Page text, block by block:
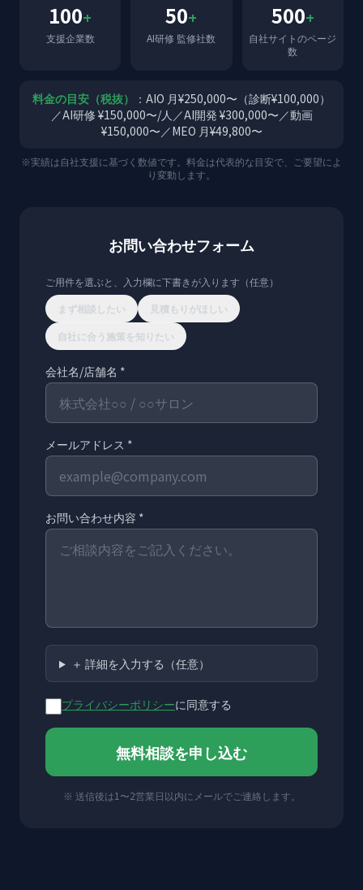
100+
支援企業数
50+
AI研修 監修社数
500+
自社サイトのページ
数
料金の目安（税抜）
：AIO 月¥250,000〜（診断¥100,000）
／AI研修 ¥150,000〜/人／AI開発 ¥300,000〜／動画
¥150,000〜／MEO 月¥49,800〜
※実績は自社支援に基づく数値です。料金は代表的な目安で、ご要望によ
り変動します。
お問い合わせフォーム
ご用件を選ぶと、入力欄に下書きが入ります（任意）
まず相談したい
見積もりがほしい
自社に合う施策を知りたい
会社名/店舗名 *
メールアドレス *
お問い合わせ内容 *
＋ 詳細を入力する（任意）
プライバシーポリシーに同意する
無料相談を申し込む
※ 送信後は1〜2営業日以内にメールでご連絡します。